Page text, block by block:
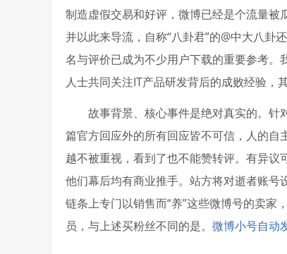
制造虚假交易和好评，微博已经是个流量被
并以此来导流，自称“八卦君”的@中大八卦
名与评价已成为不少用户下载的重要参考
人士共同关注IT产品研发背后的成败经验，
故事背景、核心事件是绝对真实的。针
篇官方回应外的所有回应皆不可信，人的
越不被重视，看到了也不能赞转评。有异
他们幕后均有商业推手。站方将对逝者账
链条上专门以销售而“养”这些微博号的卖
员，与上述买粉丝不同的是。 微博小号自动